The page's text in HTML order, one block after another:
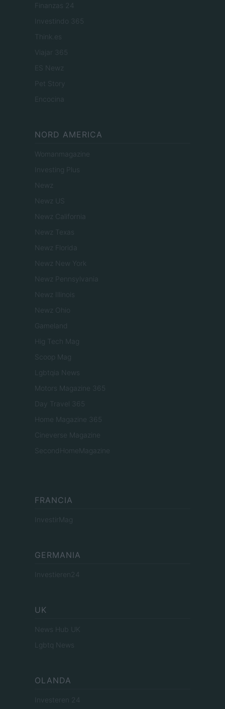
Finanzas 24
Investindo 365
Think.es
Viajar 365
ES Newz
Pet Story
Encocina
NORD AMERICA
Womanmagazine
Investing Plus
Newz
Newz US
Newz California
Newz Texas
Newz Florida
Newz New York
Newz Pennsylvania
Newz Illinois
Newz Ohio
Gameland
Hig Tech Mag
Scoop Mag
Lgbtqia News
Motors Magazine 365
Day Travel 365
Home Magazine 365
Cineverse Magazine
SecondHomeMagazine
FRANCIA
InvestirMag
GERMANIA
Investieren24
UK
News Hub UK
Lgbtq News
OLANDA
Investeren 24